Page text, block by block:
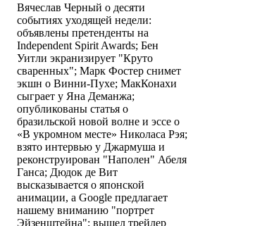
Вячеслав Черный о десяти
событиях уходящей недели:
объявлены претенденты на
Independent Spirit Awards; Бен
Уитли экранизирует "Круто
сваренных"; Марк Фостер снимет
экшн о Винни-Пухе; МакКонахи
сыграет у Яна Деманжа;
опубликованы статья о
бразильской новой волне и эссе о
«В укромном месте» Николаса Рэя;
взято интервью у Джармуша и
реконструирован "Наполен" Абеля
Ганса; Дюдок де Вит
высказывается о японской
анимации, а Google предлагает
нашему вниманию "портрет
Эйзенштейна"; вышел трейлер